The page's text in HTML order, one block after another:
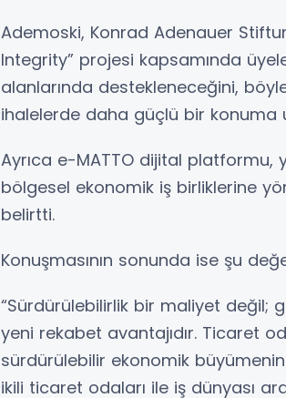
Ademoski, Konrad Adenauer
Integrity” projesi kapsamında
alanlarında destekleneceğini,
ihalelerde daha güçlü bir konuma
Ayrıca e-MATTO dijital platformu,
bölgesel ekonomik iş birliklerine
belirtti.
Konuşmasının sonunda ise şu
“Sürdürülebilirlik bir maliyet değil;
yeni rekabet avantajıdır. Ticaret
sürdürülebilir ekonomik
ikili ticaret odaları ile iş dünyası